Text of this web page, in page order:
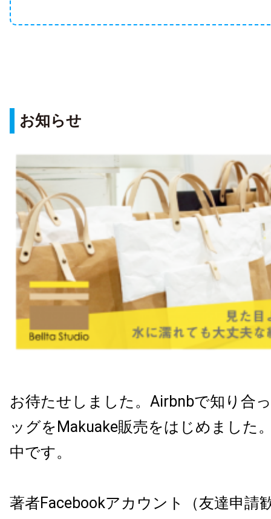
お知らせ
お待たせしました。Airbnbで知り合
ッグをMakuake販売をはじめました
中です。
著者Facebookアカウント（友達申請